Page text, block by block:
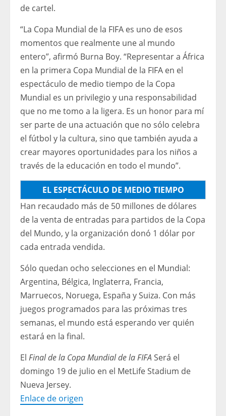
de cartel.
“La Copa Mundial de la FIFA es uno de esos
momentos que realmente une al mundo
entero”, afirmó Burna Boy. “Representar a África
en la primera Copa Mundial de la FIFA en el
espectáculo de medio tiempo de la Copa
Mundial es un privilegio y una responsabilidad
que no me tomo a la ligera. Es un honor para mí
ser parte de una actuación que no sólo celebra
el fútbol y la cultura, sino que también ayuda a
crear mayores oportunidades para los niños a
través de la educación en todo el mundo”.
EL ESPECTÁCULO DE MEDIO TIEMPO
APOYARÁ EL FONDO CIUDADANO GLOBAL
DE LA FIFA, QUE RECAUDARÁ 100 MILLONES
DE DÓLARES PARA AMPLIAR EL ACCESO A
LA EDUCACIÓN Y AL FÚTBOL PARA LOS
Han recaudado más de 50 millones de dólares
de la venta de entradas para partidos de la Copa
del Mundo, y la organización donó 1 dólar por
cada entrada vendida.
Sólo quedan ocho selecciones en el Mundial:
Argentina, Bélgica, Inglaterra, Francia,
Marruecos, Noruega, España y Suiza. Con más
juegos programados para las próximas tres
semanas, el mundo está esperando ver quién
estará en la final.
El Final de la Copa Mundial de la FIFA Será el
domingo 19 de julio en el MetLife Stadium de
Nueva Jersey.
Enlace de origen